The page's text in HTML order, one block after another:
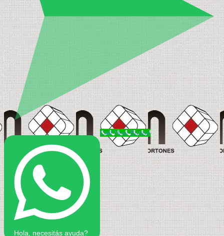
Hola, necesitás ayuda?
Call Now Button